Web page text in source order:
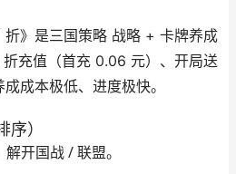
》是三国策略 战略 + 卡牌养成
折充值 （首充 0.06 元）、开局送
成本极低、进度极快。
）
开国战 / 联盟。